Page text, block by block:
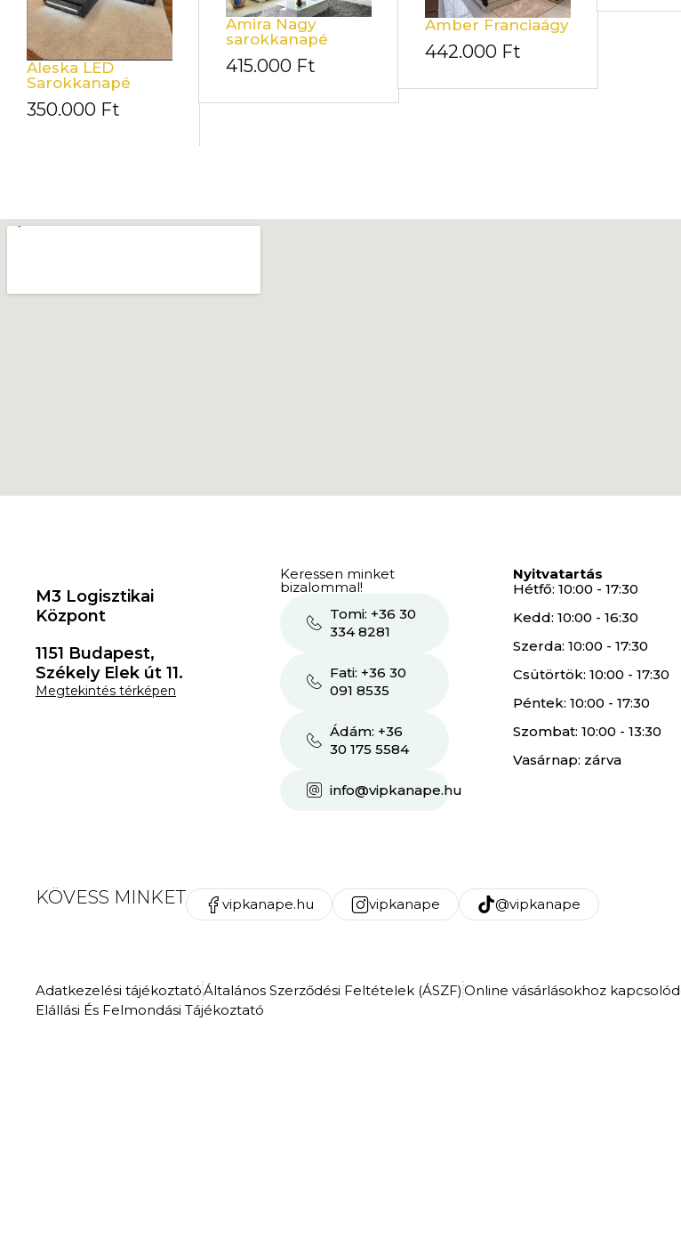
Aleska LED
Sarokkanapé
350.000 Ft
Amira Nagy
sarokkanapé
415.000 Ft
Amber Franciaágy
442.000 Ft
M3 Logisztikai
Központ
1151 Budapest,
Székely Elek út 11.
Megtekintés térképen
Keressen minket
bizalommal!
Tomi: +36 30
334 8281
Fati: +36 30
091 8535
Ádám: +36
30 175 5584
info@vipkanape.hu
Nyitvatartás
Hétfő: 10:00 - 17:30
Kedd: 10:00 - 16:30
Szerda: 10:00 - 17:30
Csütörtök: 10:00 - 17:30
Péntek: 10:00 - 17:30
Szombat: 10:00 - 13:30
Vasárnap: zárva
KÖVESS MINKET vipkanape.hu vipkanape @vipkanape
Adatkezelési tájékoztatóÁltalános Szerződési Feltételek (ÁSZF) Online vásárlásokhoz
Elállási És Felmondási Tájékoztató